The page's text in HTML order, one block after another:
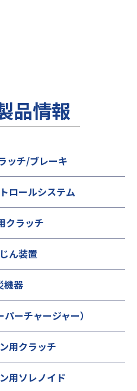
品情報
ッチ/ブレーキ
ロールシステム
クラッチ
ん装置
機器
ーチャージャー）
用クラッチ
用ソレノイド